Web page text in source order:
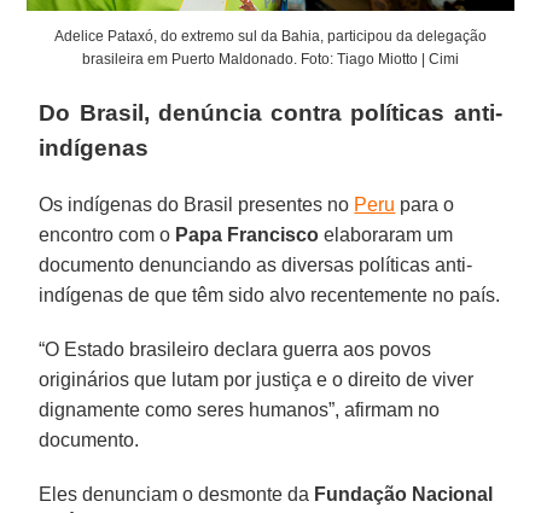
Adelice Pataxó, do extremo sul da Bahia, participou da delegação
brasileira em Puerto Maldonado. Foto: Tiago Miotto | Cimi
Do Brasil, denúncia contra políticas anti-
indígenas
Os indígenas do Brasil presentes no Peru para o
encontro com o Papa Francisco elaboraram um
documento denunciando as diversas políticas anti-
indígenas de que têm sido alvo recentemente no país.
“O Estado brasileiro declara guerra aos povos
originários que lutam por justiça e o direito de viver
dignamente como seres humanos”, afirmam no
documento.
Eles denunciam o desmonte da Fundação Nacional